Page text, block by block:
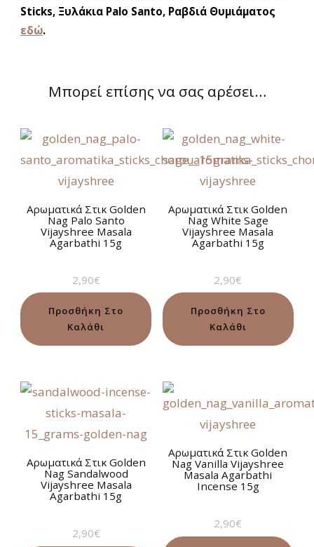
Sticks, Ξυλάκια Palo Santo, Ραβδιά Θυμιάματος
εδώ.
Μπορεί επίσης να σας αρέσει…
Aρωματικά Στικ Golden
Nag Palo Santo
Vijayshree Masala
Agarbathi 15g
2,90€
Προσθήκη Στο
Καλάθι
Aρωματικά Στικ Golden
Nag White Sage
Vijayshree Masala
Agarbathi 15g
2,90€
Προσθήκη Στο
Καλάθι
Aρωματικά Στικ Golden
Nag Sandalwood
Vijayshree Masala
Agarbathi 15g
2,90€
Aρωματικά Στικ Golden
Nag Vanilla Vijayshree
Masala Agarbathi
Incense 15g
2,90€